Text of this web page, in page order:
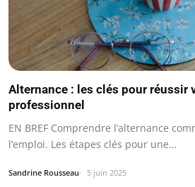
Alternance : les clés pour réussir
professionnel
EN BREF Comprendre l’alternance
l’emploi. Les étapes clés pour une…
Sandrine Rousseau 5 juin 2025